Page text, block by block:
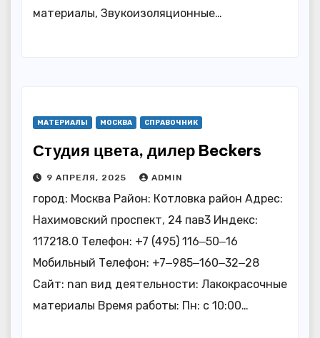
материалы, Звукоизоляционные…
МАТЕРИАЛЫ МОСКВА СПРАВОЧНИК
Студия цвета, дилер Beckers
9 АПРЕЛЯ, 2025 ADMIN
город: Москва Район: Котловка район Адрес:
Нахимовский проспект, 24 пав3 Индекс:
117218.0 Телефон: +7 (495) 116‒50‒16
Мобильный Телефон: +7‒985‒160‒32‒28
Сайт: nan вид деятельности: Лакокрасочные
материалы Время работы: Пн: с 10:00…